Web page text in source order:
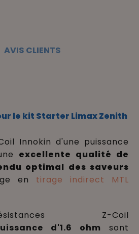
AVIS CLIENTS
le kit Starter Limax Zenith
Innokin d'une puissance
excellente qualité de
optimal des saveurs
en tirage indirect MTL
Z-Coil
d'1.6 ohm sont